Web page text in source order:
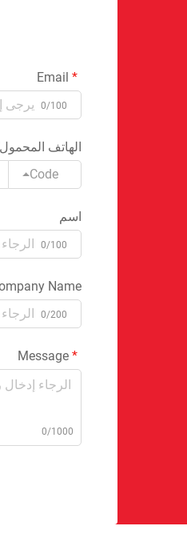
0/100
الهاتف
Code
اسم
0/100
Name
0/200
0/1000